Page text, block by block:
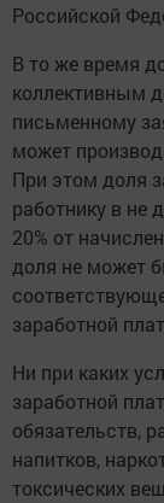
Российской
В то же время
коллективным
письменному
может
При этом доля
работнику в не
20% от
доля не может
заработной
Ни при каких
заработной
обязательств,
напитков,
токсических